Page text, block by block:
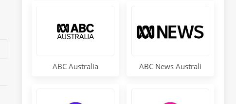
ABC Australia ABC News Australi